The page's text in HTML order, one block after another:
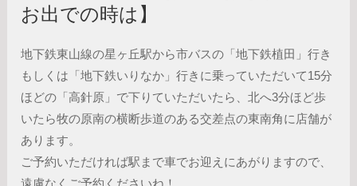
お出での時は】
地下鉄東山線の星ヶ丘駅から市バスの「地下鉄植田」行き
もしくは「地下鉄いりなか」行きに乗っていただいて15分
ほどの「高針原」で下りていただいたら、北へ3分ほど歩
いたら牧の原南の横断歩道のある交差点の東南角に店舗が
あります。
ご予約いただければ駅まで車でお迎えにあがりますので、
遠慮なくご予約くださいね！